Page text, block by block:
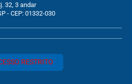
32, 3 andar
- CEP: 01332-030
RESTRITO